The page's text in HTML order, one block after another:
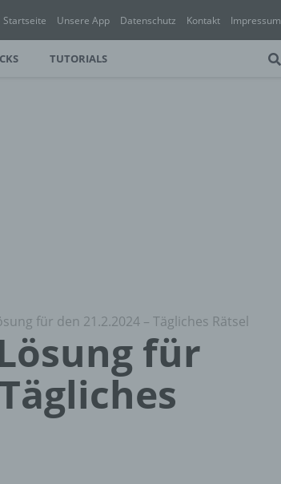
Startseite Unsere App Datenschutz Kontakt Impressum
TUTORIALS
für den 21.2.2024 – Tägliches Rätsel
für